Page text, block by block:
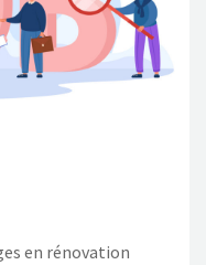
en rénovation